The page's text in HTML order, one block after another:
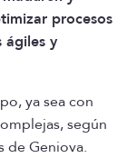
procesos
ágiles y
ya sea con
según
de Geniova.